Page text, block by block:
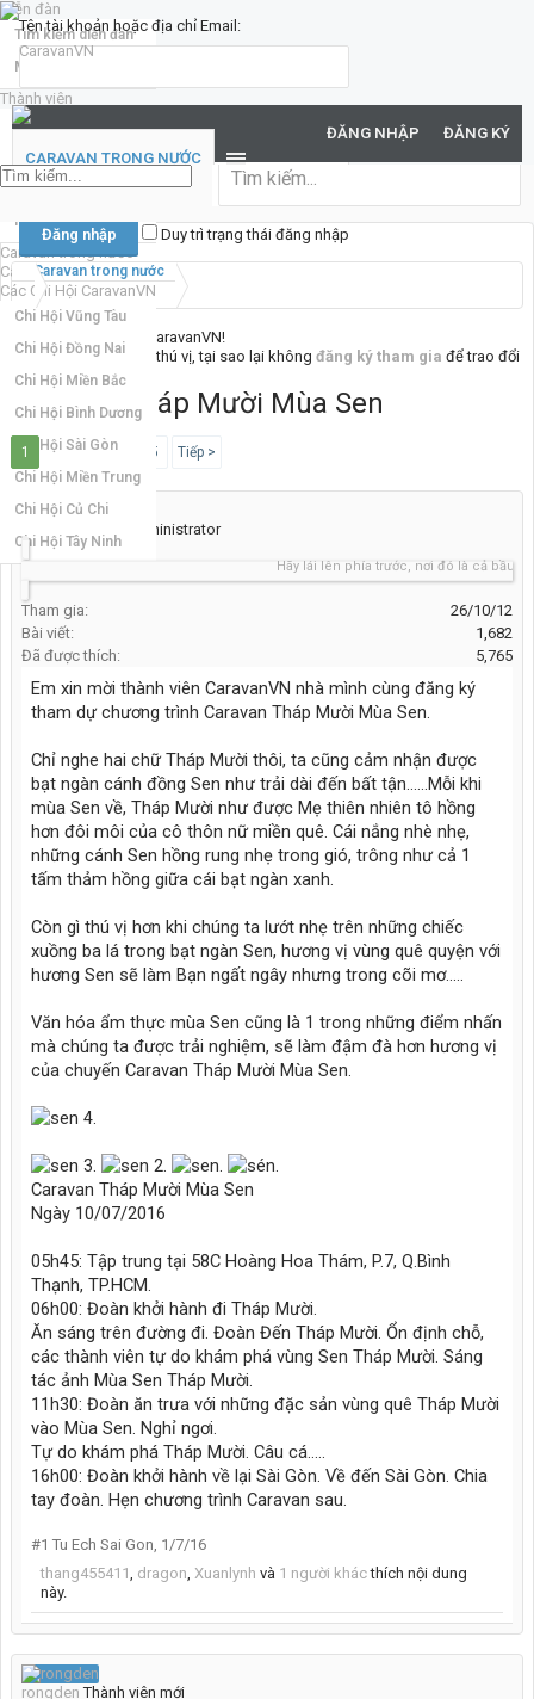
Diễn đàn
Tìm kiếm diễn đàn
Mới nhất
Thành viên
Notable Members
Đang trực tuyến
Hoạt động gần đây
New Profile Posts
Caravan trong nước
Caravan quốc tế
Các Chi Hội CaravanVN
Chi Hội Vũng Tàu
Chi Hội Đồng Nai
Chi Hội Miền Bắc
Chi Hội Bình Dương
Chi Hội Sài Gòn
Chi Hội Miền Trung
Chi Hội Củ Chi
Chi Hội Tây Ninh
Tên tài khoản hoặc địa chỉ Email:
Mật khẩu:
Bạn đã quên mật khẩu?
Duy trì trạng thái đăng nhập
CARAVAN TRONG NƯỚC
ĐĂNG NHẬP ĐĂNG KÝ
Caravan trong nước
Chào mừng đến với CaravanVN!
Nếu bạn thấy nơi đây thú vị, tại sao lại không đăng ký tham gia để trao đổi
cùng mọi người. :)
Caravan Tháp Mười Mùa Sen
1 2 3 4 5 Tiếp >
Administrator
Hãy lái lên phía trước, nơi đó là cả bầu trời
Tham gia:
26/10/12
Bài viết:
1,682
Đã được thích:
5,765
Em xin mời thành viên CaravanVN nhà mình cùng đăng ký
tham dự chương trình Caravan Tháp Mười Mùa Sen.
Chỉ nghe hai chữ Tháp Mười thôi, ta cũng cảm nhận được
bạt ngàn cánh đồng Sen như trải dài đến bất tận......Mỗi khi
mùa Sen về, Tháp Mười như được Mẹ thiên nhiên tô hồng
hơn đôi môi của cô thôn nữ miền quê. Cái nắng nhè nhẹ,
những cánh Sen hồng rung nhẹ trong gió, trông như cả 1
tấm thảm hồng giữa cái bạt ngàn xanh.
Còn gì thú vị hơn khi chúng ta lướt nhẹ trên những chiếc
xuồng ba lá trong bạt ngàn Sen, hương vị vùng quê quyện với
hương Sen sẽ làm Bạn ngất ngây nhưng trong cõi mơ.....
Văn hóa ẩm thực mùa Sen cũng là 1 trong những điểm nhấn
mà chúng ta được trải nghiệm, sẽ làm đậm đà hơn hương vị
của chuyến Caravan Tháp Mười Mùa Sen.
Caravan Tháp Mười Mùa Sen
Ngày 10/07/2016
05h45: Tập trung tại 58C Hoàng Hoa Thám, P.7, Q.Bình
Thạnh, TP.HCM.
06h00: Đoàn khởi hành đi Tháp Mười.
Ăn sáng trên đường đi. Đoàn Đến Tháp Mười. Ổn định chỗ,
các thành viên tự do khám phá vùng Sen Tháp Mười. Sáng
tác ảnh Mùa Sen Tháp Mười.
11h30: Đoàn ăn trưa với những đặc sản vùng quê Tháp Mười
vào Mùa Sen. Nghỉ ngơi.
Tự do khám phá Tháp Mười. Câu cá.....
16h00: Đoàn khởi hành về lại Sài Gòn. Về đến Sài Gòn. Chia
tay đoàn. Hẹn chương trình Caravan sau.
#1 Tu Ech Sai Gon, 1/7/16
thang455411, dragon, Xuanlynh và 1 người khácthích nội dung
này.
rongden Thành viên mới